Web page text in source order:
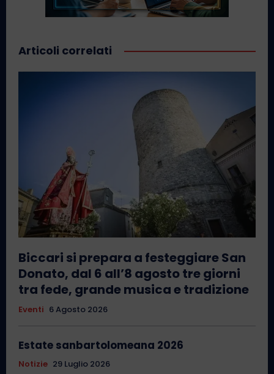
Articoli correlati
Biccari si prepara a festeggiare San
Donato, dal 6 all’8 agosto tre giorni
tra fede, grande musica e tradizione
Eventi 6 Agosto 2026
Estate sanbartolomeana 2026
Notizie 29 Luglio 2026